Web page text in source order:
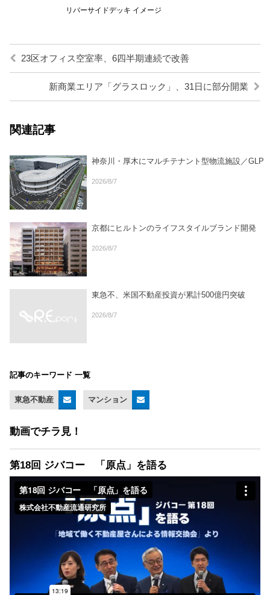
リバーサイドデッキ イメージ
23区オフィス空室率、6四半期連続で改善
新商業エリア「グラスロック」、31日に部分開業
関連記事
神奈川・厚木にマルチテナント型物流施設／GLP
2026/8/7
京都にヒルトンのライフスタイルブランド開発
2026/8/7
東急不、米国不動産投資が累計500億円突破
2026/8/7
記事のキーワード 一覧
東急不動産 マンション
動画でチラ見！
第18回 ジバコー 「原点」を語る